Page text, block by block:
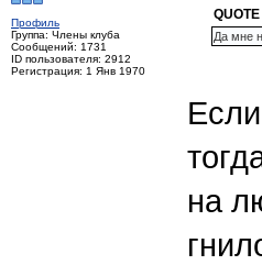
Профиль
Группа: Члены клуба
Сообщений: 1731
ID пользователя: 2912
Регистрация: 1 Янв 1970
QUOTE
Да мне
на